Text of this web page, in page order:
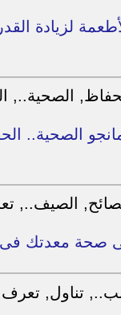
لزيادة
الصحية..